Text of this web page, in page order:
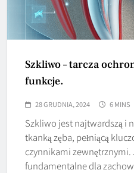
Szkliwo – tarcza
funkcje.
28 GRUDNIA, 2024 6 MINS
Szkliwo jest najtwardszą i
tkanką zęba, pełniącą
czynnikami zewnętrznymi.
fundamentalne dla